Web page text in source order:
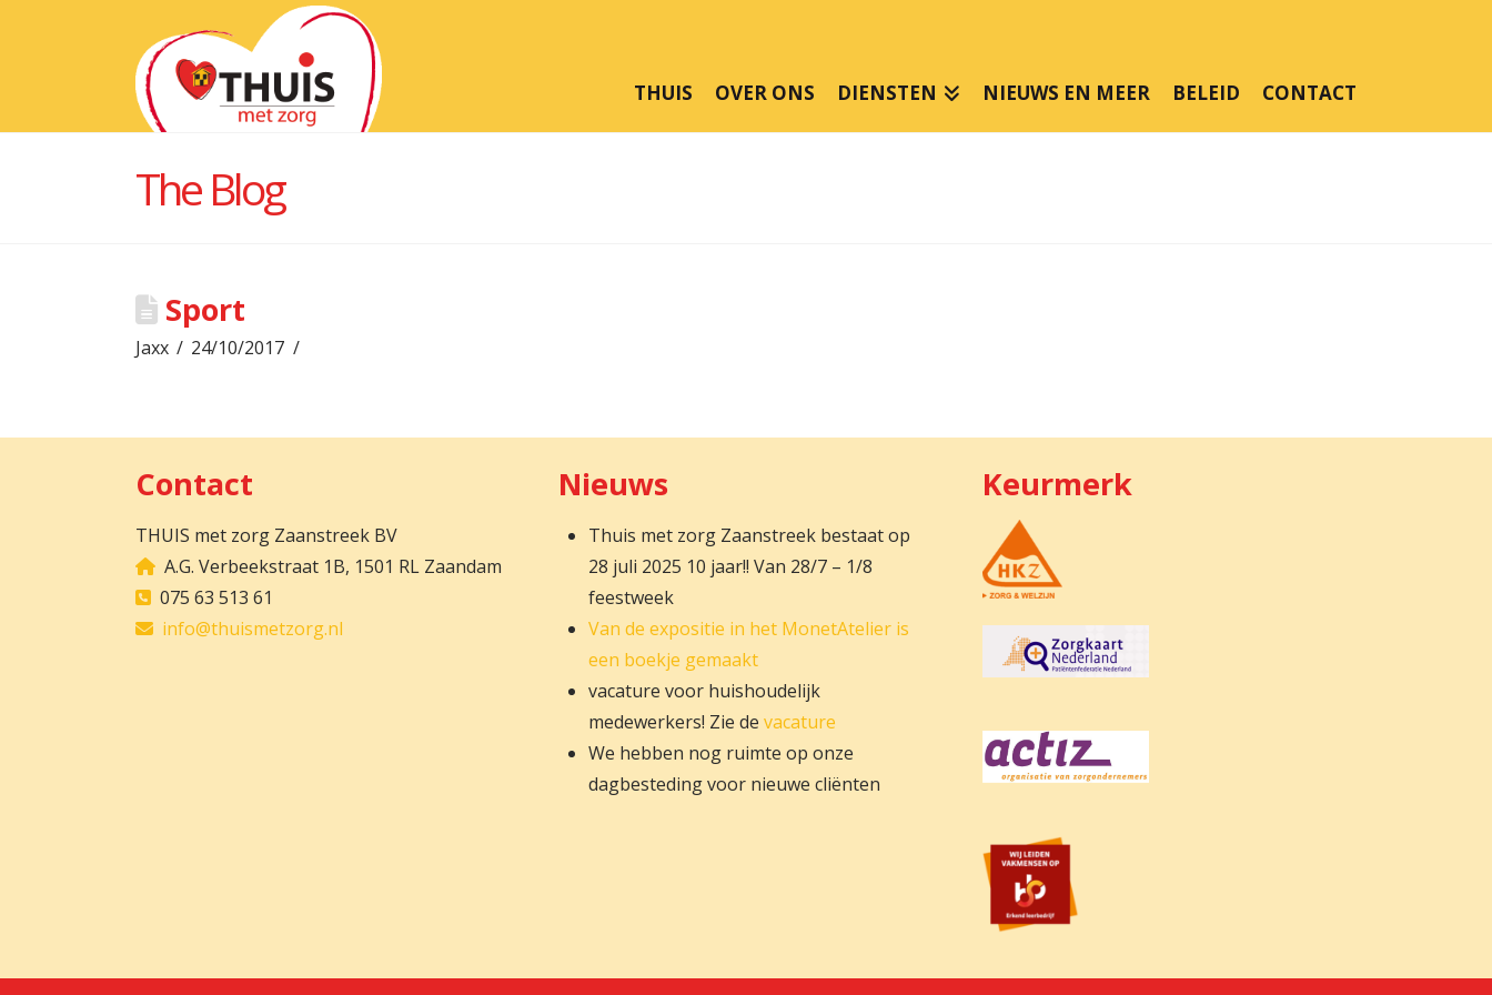
THUIS OVER ONS DIENSTEN NIEUWS EN MEER BELEID CONTACT
The Blog
Sport
Jaxx 24/10/2017
Contact
THUIS met zorg Zaanstreek BV
A.G. Verbeekstraat 1B, 1501 RL Zaandam
075 63 513 61
info@thuismetzorg.nl
Nieuws
Thuis met zorg Zaanstreek bestaat op
28 juli 2025 10 jaar!! Van 28/7 – 1/8
feestweek
Van de expositie in het MonetAtelier is
een boekje gemaakt
vacature voor huishoudelijk
medewerkers! Zie de vacature
We hebben nog ruimte op onze
dagbesteding voor nieuwe cliënten
Keurmerk